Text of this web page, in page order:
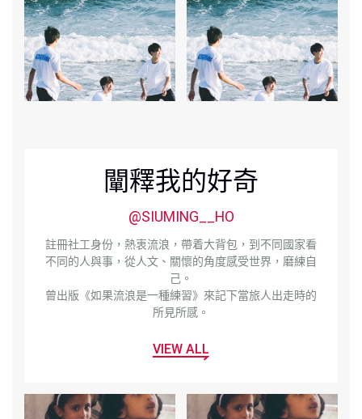
闡釋我的好奇
@SIUMING__HO
註冊社工身份，熱衷流浪，帶着大背包，到不同國家看
不同的人與事，從人文、關懷的角度感受世界，磨練自
己。
曾出版《如果流浪是一種練習》來記下當旅人出走時的
所見所感。
VIEW ALL